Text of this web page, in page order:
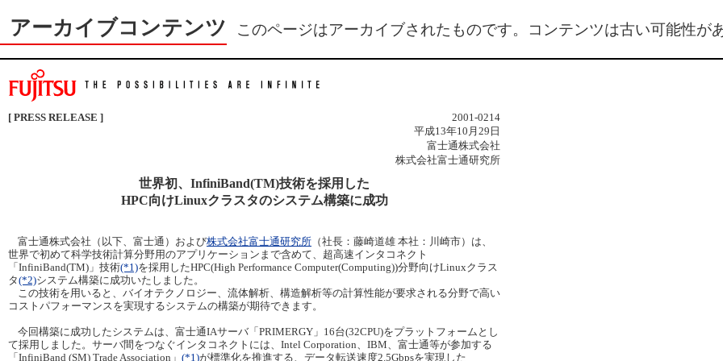
アーカイブコンテンツ このページはアーカイブされたものです。コンテンツは古い可能性が
[ PRESS RELEASE ]
2001-0214
平成13年10月29日
富士通株式会社
株式会社富士通研究所
世界初、InfiniBand(TM)技術を採用した
HPC向けLinuxクラスタのシステム構築に成功
富士通株式会社（以下、富士通）および株式会社富士通研究所 （社長：藤崎道雄 本社：川崎市）は、
世界で初めて科学技術計算分野用のアプリケーションまで含めて、超高速インタコネクト
「InfiniBand(TM)」技術(*1)を採用したHPC(High Performance Computer(Computing))分野向けLinuxクラス
タ(*2)システム構築に成功いたしました。
この技術を用いると、バイオテクノロジー、流体解析、構造解析等の計算性能が要求される分野で高い
コストパフォーマンスを実現するシステムの構築が期待できます。
今回構築に成功したシステムは、富士通IAサーバ「PRIMERGY」16台(32CPU)をプラットフォームとし
て採用しました。サーバ間をつなぐインタコネクトには、Intel Corporation、IBM、富士通等が参加する
「InfiniBand (SM) Trade Association」 (*1)が標準化を推進する、データ転送速度2.5Gbpsを実現した